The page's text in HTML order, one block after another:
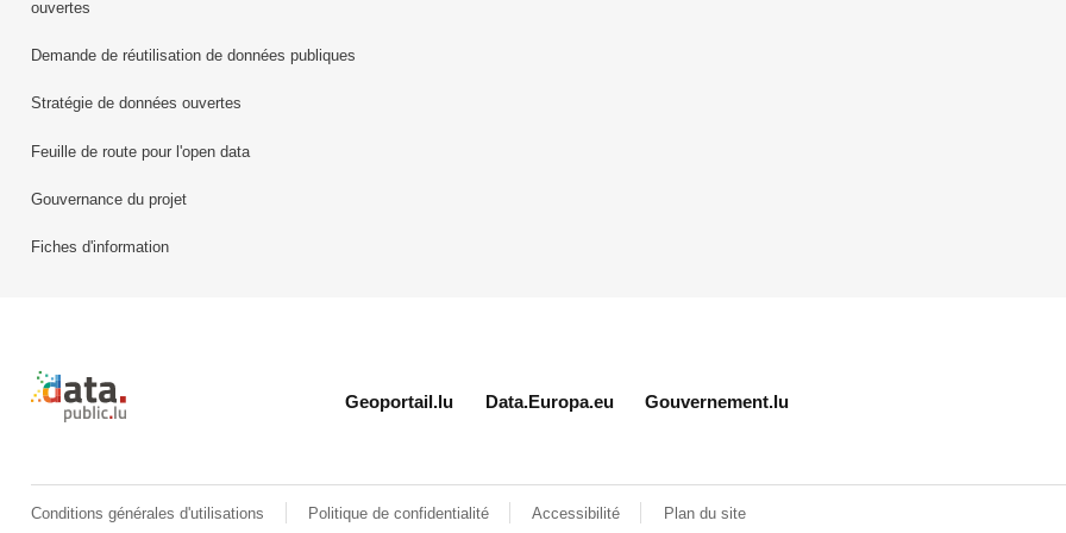
ouvertes
Demande de réutilisation de données publiques
Stratégie de données ouvertes
Feuille de route pour l'open data
Gouvernance du projet
Fiches d'information
Retour à l'accueil de data.public.lu
Geoportail.lu Data.Europa.eu Gouvernement.lu
Conditions générales d'utilisations Politique de confidentialité Accessibilité Plan du site